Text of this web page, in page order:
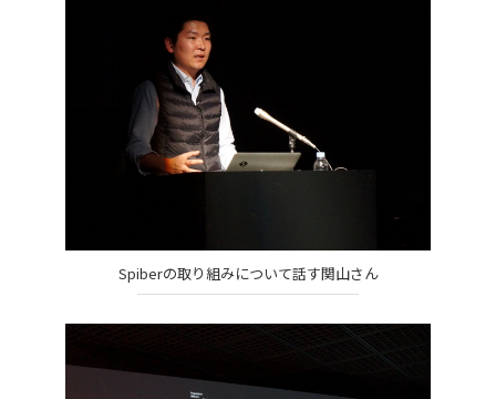
Spiberの取り組みについて話す関山さん